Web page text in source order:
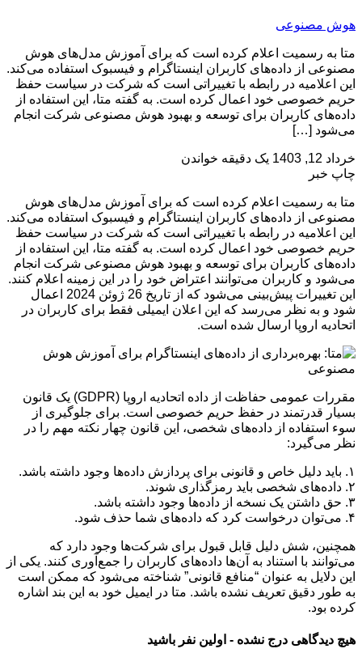
هوش مصنوعی
متا به رسمیت اعلام کرده است که برای آموزش مدل‌های هوش
مصنوعی از داده‌های کاربران اینستاگرام و فیسبوک استفاده می‌کند.
این اعلامیه در رابطه با تغییراتی است که شرکت در سیاست حفظ
حریم خصوصی خود اعمال کرده است. به گفته متا، این استفاده از
داده‌های کاربران برای توسعه و بهبود هوش مصنوعی شرکت انجام
می‌شود […]
خرداد 12, 1403
یک دقیقه خواندن
چاپ خبر
متا به رسمیت اعلام کرده است که برای آموزش مدل‌های هوش
مصنوعی از داده‌های کاربران اینستاگرام و فیسبوک استفاده می‌کند.
این اعلامیه در رابطه با تغییراتی است که شرکت در سیاست حفظ
حریم خصوصی خود اعمال کرده است. به گفته متا، این استفاده از
داده‌های کاربران برای توسعه و بهبود هوش مصنوعی شرکت انجام
می‌شود و کاربران می‌توانند اعتراض خود را در این زمینه اعلام کنند.
این تغییرات پیش‌بینی می‌شود که از تاریخ 26 ژوئن 2024 اعمال
شود و به نظر می‌رسد که این اعلان ایمیلی فقط برای کاربران در
اتحادیه اروپا ارسال شده است.
مقررات عمومی حفاظت از داده اتحادیه اروپا (GDPR) یک قانون
بسیار قدرتمند در حفظ حریم خصوصی است. برای جلوگیری از
سوء استفاده از داده‌های شخصی، این قانون چهار نکته مهم را در
نظر می‌گیرد:
۱. باید دلیل خاص و قانونی برای پردازش داده‌ها وجود داشته باشد.
۲. داده‌های شخصی باید رمزگذاری شوند.
۳. حق داشتن یک نسخه از داده‌ها وجود داشته باشد.
۴. می‌توان درخواست کرد که داده‌های شما حذف شود.
همچنین، شش دلیل قابل قبول برای شرکت‌ها وجود دارد که
می‌توانند با استناد به آن‌ها داده‌های کاربران را جمع‌آوری کنند. یکی از
این دلایل به عنوان “منافع قانونی” شناخته می‌شود که ممکن است
به طور دقیق تعریف نشده باشد. متا در ایمیل خود به این بند اشاره
کرده بود.
هیچ دیدگاهی درج نشده - اولین نفر باشید